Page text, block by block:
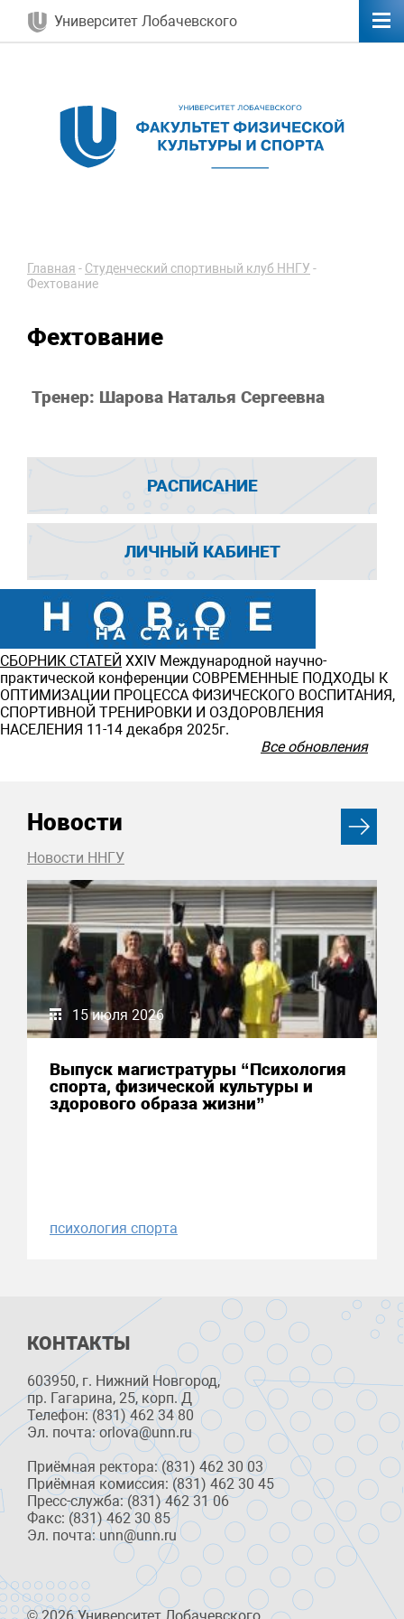
Университет Лобачевского
Главная - Студенческий спортивный клуб ННГУ -
Фехтование
Фехтование
Тренер: Шарова Наталья Сергеевна
РАСПИСАНИЕ
ЛИЧНЫЙ КАБИНЕТ
СБОРНИК СТАТЕЙ ХXIV Международной научно-
практической конференции СОВРЕМЕННЫЕ ПОДХОДЫ К
ОПТИМИЗАЦИИ ПРОЦЕССА ФИЗИЧЕСКОГО ВОСПИТАНИЯ,
СПОРТИВНОЙ ТРЕНИРОВКИ И ОЗДОРОВЛЕНИЯ
НАСЕЛЕНИЯ 11-14 декабря 2025г.
Все обновления
Новости
Новости ННГУ
15 июля 2026
Выпуск магистратуры “Психология
спорта, физической культуры и
здорового образа жизни”
психология спорта
КОНТАКТЫ
603950, г. Нижний Новгород,
пр. Гагарина, 25, корп. Д
Телефон: (831) 462 34 80
Эл. почта: orlova@unn.ru
Приёмная ректора: (831) 462 30 03
Приёмная комиссия: (831) 462 30 45
Пресс-служба: (831) 462 31 06
Факс: (831) 462 30 85
Эл. почта: unn@unn.ru